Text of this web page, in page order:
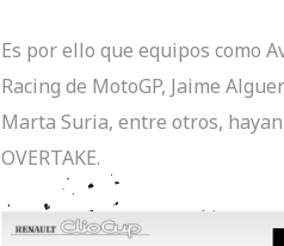
Es por ello que equipos como
Racing de MotoGP, Jaime
Marta Suria, entre otros,
OVERTAKE.